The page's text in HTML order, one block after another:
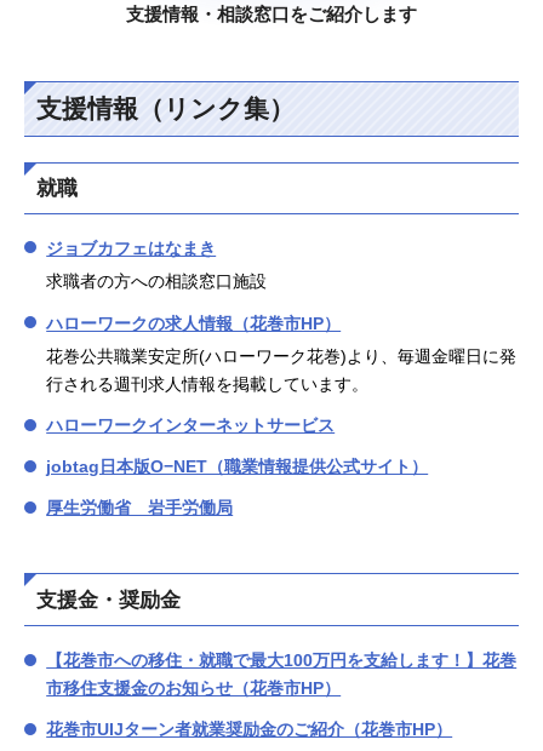
支援情報・相談窓口をご紹介します
支援情報（リンク集）
就職
ジョブカフェはなまき
求職者の方への相談窓口施設
ハローワークの求人情報（花巻市HP）
花巻公共職業安定所(ハローワーク花巻)より、毎週金曜日に発
行される週刊求人情報を掲載しています。
ハローワークインターネットサービス
jobtag日本版O−NET（職業情報提供公式サイト）
厚生労働省 岩手労働局
支援金・奨励金
【花巻市への移住・就職で最大100万円を支給します！】花巻
市移住支援金のお知らせ（花巻市HP）
花巻市UIJターン者就業奨励金のご紹介（花巻市HP）